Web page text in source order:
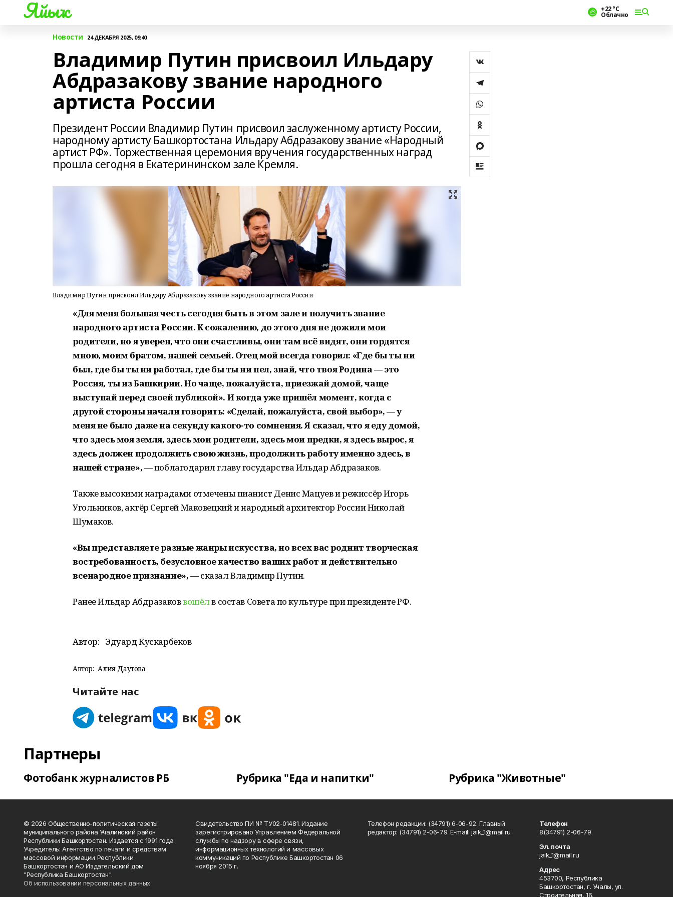
Яйыҡ +22 °С
Облачно
Новости 24 ДЕКАБРЯ 2025, 09:40
Владимир Путин присвоил Ильдару
Абдразакову звание народного
артиста России
Президент России Владимир Путин присвоил заслуженному артисту России,
народному артисту Башкортостана Ильдару Абдразакову звание «Народный
артист РФ». Торжественная церемония вручения государственных наград
прошла сегодня в Екатерининском зале Кремля.
Владимир Путин присвоил Ильдару Абдразакову звание народного артиста России
«Для меня большая честь сегодня быть в этом зале и получить звание
народного артиста России. К сожалению, до этого дня не дожили мои
родители, но я уверен, что они счастливы, они там всё видят, они гордятся
мною, моим братом, нашей семьей. Отец мой всегда говорил: «Где бы ты ни
был, где бы ты ни работал, где бы ты ни пел, знай, что твоя Родина — это
Россия, ты из Башкирии. Но чаще, пожалуйста, приезжай домой, чаще
выступай перед своей публикой». И когда уже пришёл момент, когда с
другой стороны начали говорить: «Сделай, пожалуйста, свой выбор», — у
меня не было даже на секунду какого-то сомнения. Я сказал, что я еду домой,
что здесь моя земля, здесь мои родители, здесь мои предки, я здесь вырос, я
здесь должен продолжить свою жизнь, продолжить работу именно здесь, в
нашей стране»,— поблагодарил главу государства Ильдар Абдразаков.
Также высокими наградами отмечены пианист Денис Мацуев и режиссёр Игорь
Угольников, актёр Сергей Маковецкий и народный архитектор России Николай
Шумаков.
«Вы представляете разные жанры искусства, но всех вас роднит творческая
востребованность, безусловное качество ваших работ и действительно
всенародное признание»,— сказал Владимир Путин.
Ранее Ильдар Абдразаковвошёлв состав Совета по культуре при президенте РФ.
Автор: Эдуард Кускарбеков
Автор: Алия Даутова
Читайте нас
Партнеры
Фотобанк журналистов РБ Рубрика "Еда и напитки" Рубрика "Животные"
© 2026 Общественно-политическая газеты
муниципального района Учалинский район
Республики Башкортостан. Издается с 1991 года.
Учредитель: Агентство по печати и средствам
массовой информации Республики
Башкортостан и АО Издательский дом
"Республика Башкортостан".
Об использовании персональных данных
Свидетельство ПИ № ТУ02-01481. Издание
зарегистрировано Управлением Федеральной
службы по надзору в сфере связи,
информационных технологий и массовых
коммуникаций по Республике Башкортостан 06
ноября 2015 г.
Телефон редакции: (34791) 6-06-92. Главный
редактор: (34791) 2-06-79. Е-mаil: jaik_1@mail.ru
Телефон
8(34791) 2-06-79
Эл. почта
jaik_1@mail.ru
Адрес
453700, Республика
Башкортостан, г. Учалы, ул.
Строительная, 16.